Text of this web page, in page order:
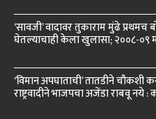
‘सावजी’ वादावर तुकाराम मुंढे प्रथमच
घेतल्याचाही केला खुलासा; २००८-
‘विमान अपघाताची’ तातडीने चौकशी
राष्ट्रवादीने भाजपचा अजेंडा राबवू नये :